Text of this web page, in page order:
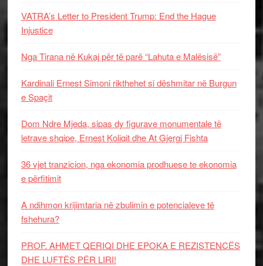
VATRA’s Letter to President Trump: End the Hague
Injustice
Nga Tirana në Kukaj për të parë “Lahuta e Malësisë”
Kardinali Ernest Simoni rikthehet si dëshmitar në Burgun
e Spaçit
Dom Ndre Mjeda, sipas dy figurave monumentale të
letrave shqipe, Ernest Koliqit dhe At Gjergj Fishta
36 vjet tranzicion, nga ekonomia prodhuese te ekonomia
e përfitimit
A ndihmon krijimtaria në zbulimin e potencialeve të
fshehura?
PROF. AHMET QERIQI DHE EPOKA E REZISTENCЁS
DHE LUFTЁS PЁR LIRI!